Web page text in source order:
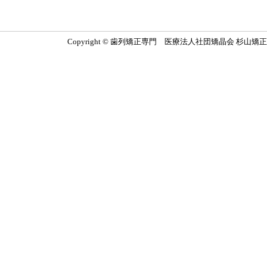
Copyright © 歯列矯正専門 医療法人社団矯晶会 杉山矯